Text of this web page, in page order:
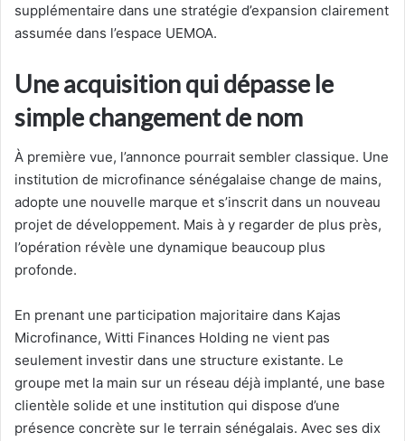
supplémentaire dans une stratégie d’expansion clairement
assumée dans l’espace UEMOA.
Une acquisition qui dépasse le
simple changement de nom
À première vue, l’annonce pourrait sembler classique. Une
institution de microfinance sénégalaise change de mains,
adopte une nouvelle marque et s’inscrit dans un nouveau
projet de développement. Mais à y regarder de plus près,
l’opération révèle une dynamique beaucoup plus
profonde.
En prenant une participation majoritaire dans Kajas
Microfinance, Witti Finances Holding ne vient pas
seulement investir dans une structure existante. Le
groupe met la main sur un réseau déjà implanté, une base
clientèle solide et une institution qui dispose d’une
présence concrète sur le terrain sénégalais. Avec ses dix